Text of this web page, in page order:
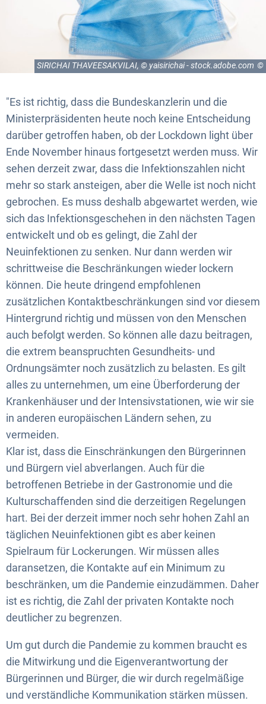
SIRICHAI THAVEESAKVILAI, © yaisirichai - stock.adobe.com
"Es ist richtig, dass die Bundeskanzlerin und die
Ministerpräsidenten heute noch keine Entscheidung
darüber getroffen haben, ob der Lockdown light über
Ende November hinaus fortgesetzt werden muss. Wir
sehen derzeit zwar, dass die Infektionszahlen nicht
mehr so stark ansteigen, aber die Welle ist noch nicht
gebrochen. Es muss deshalb abgewartet werden, wie
sich das Infektionsgeschehen in den nächsten Tagen
entwickelt und ob es gelingt, die Zahl der
Neuinfektionen zu senken. Nur dann werden wir
schrittweise die Beschränkungen wieder lockern
können. Die heute dringend empfohlenen
zusätzlichen Kontaktbeschränkungen sind vor diesem
Hintergrund richtig und müssen von den Menschen
auch befolgt werden. So können alle dazu beitragen,
die extrem beanspruchten Gesundheits- und
Ordnungsämter noch zusätzlich zu belasten. Es gilt
alles zu unternehmen, um eine Überforderung der
Krankenhäuser und der Intensivstationen, wie wir sie
in anderen europäischen Ländern sehen, zu
vermeiden.
Klar ist, dass die Einschränkungen den Bürgerinnen
und Bürgern viel abverlangen. Auch für die
betroffenen Betriebe in der Gastronomie und die
Kulturschaffenden sind die derzeitigen Regelungen
hart. Bei der derzeit immer noch sehr hohen Zahl an
täglichen Neuinfektionen gibt es aber keinen
Spielraum für Lockerungen. Wir müssen alles
daransetzen, die Kontakte auf ein Minimum zu
beschränken, um die Pandemie einzudämmen. Daher
ist es richtig, die Zahl der privaten Kontakte noch
deutlicher zu begrenzen.
Um gut durch die Pandemie zu kommen braucht es
die Mitwirkung und die Eigenverantwortung der
Bürgerinnen und Bürger, die wir durch regelmäßige
und verständliche Kommunikation stärken müssen.